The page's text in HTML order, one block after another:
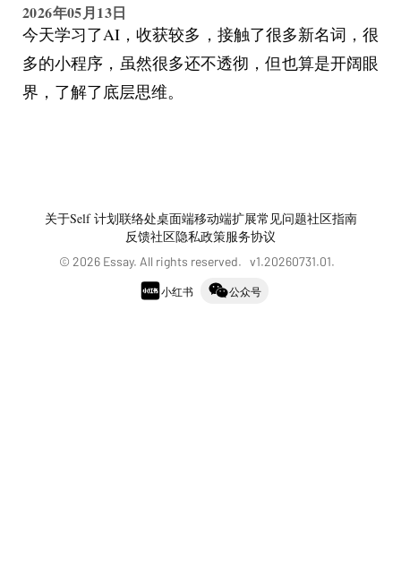
2026年05月13日
今天学习了AI，收获较多，接触了很多新名词，很
多的小程序，虽然很多还不透彻，但也算是开阔眼
界，了解了底层思维。
关于Self 计划联络处桌面端移动端扩展常见问题社区指南
反馈社区隐私政策服务协议
© 2026 Essay. All rights reserved. v1.20260731.01.
小红书 公众号